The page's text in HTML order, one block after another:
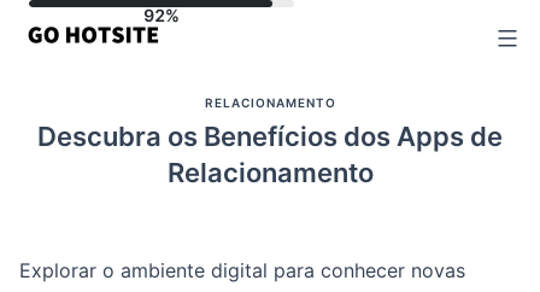
conteúdo
RELACIONAMENTO
Descubra os Benefícios dos Apps de
Relacionamento
Explorar o ambiente digital para conhecer novas